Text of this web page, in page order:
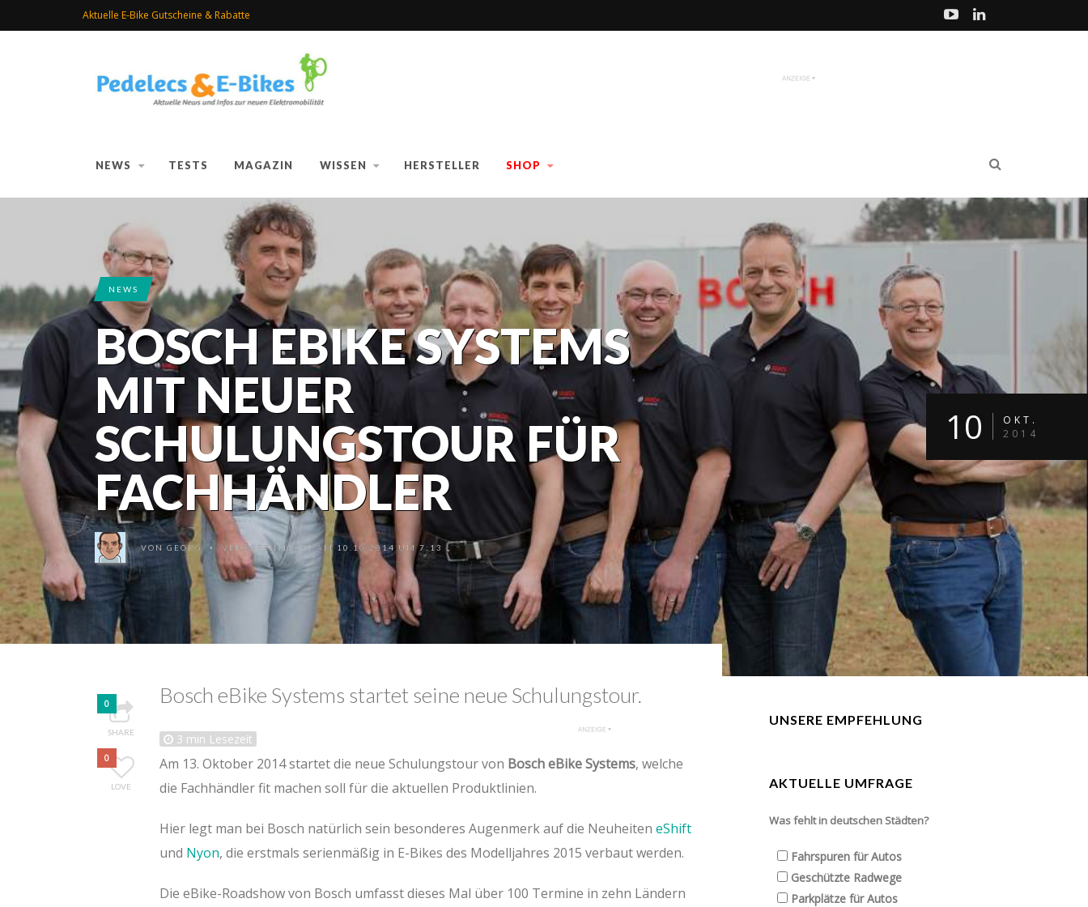
Aktuelle E-Bike Gutscheine & Rabatte
NEWS TESTS MAGAZIN WISSEN HERSTELLER SHOP
NEWS
BOSCH EBIKE SYSTEMS
MIT NEUER
SCHULUNGSTOUR FÜR
FACHHÄNDLER
VON GEORG • VERÖFFENTLICHT AM 10.10.2014 UM 7:13
10
OKT.
2014
0
SHARE
0
LOVE
Bosch eBike Systems startet seine neue Schulungstour.
3 min Lesezeit
Am 13. Oktober 2014 startet die neue Schulungstour von Bosch eBike Systems, welche
die Fachhändler fit machen soll für die aktuellen Produktlinien.
Hier legt man bei Bosch natürlich sein besonderes Augenmerk auf die Neuheiten eShift
und Nyon, die erstmals serienmäßig in E-Bikes des Modelljahres 2015 verbaut werden.
Die eBike-Roadshow von Bosch umfasst dieses Mal über 100 Termine in zehn Ländern
UNSERE EMPFEHLUNG
AKTUELLE UMFRAGE
Was fehlt in deutschen Städten?
Fahrspuren für Autos
Geschützte Radwege
Parkplätze für Autos